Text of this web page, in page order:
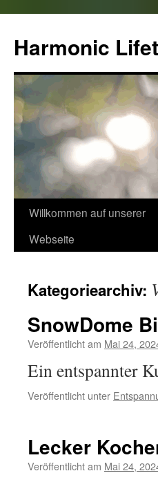
springen
Harmonic
Willkommen auf unserer
Webseite
Kategoriearchiv:
SnowDome
Veröffentlicht am Mai 24,
Ein entspannter
Veröffentlicht unter
Lecker
Veröffentlicht am Mai 24,